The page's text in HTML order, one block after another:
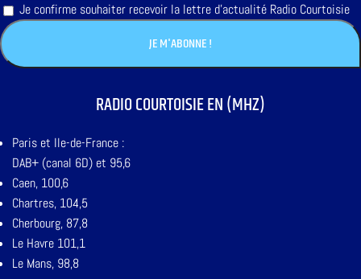
Je confirme souhaiter recevoir la lettre d'actualité Radio Courtoisie
RADIO COURTOISIE EN (MHZ)
Paris et Ile-de-France :
DAB+ (canal 6D) et 95,6
Caen, 100,6
Chartres, 104,5
Cherbourg, 87,8
Le Havre 101,1
Le Mans, 98,8